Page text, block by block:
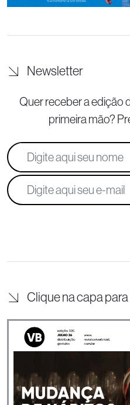
Newsletter
Quer receber a edição
primeira mão?
Clique na capa